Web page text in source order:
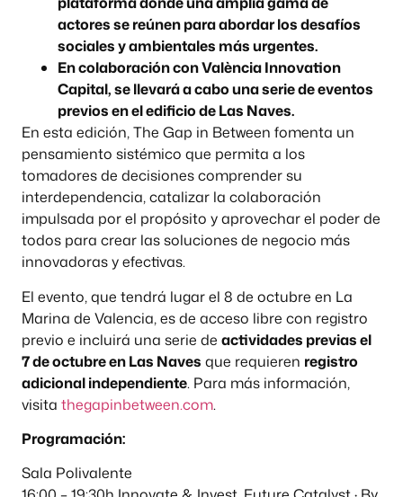
actores se reúnen para abordar los desafíos
sociales y ambientales más urgentes.
En colaboración con València Innovation
Capital, se llevará a cabo una serie de eventos
previos en el edificio de Las Naves.
En esta edición, The Gap in Between fomenta un
pensamiento sistémico que permita a los
tomadores de decisiones comprender su
interdependencia, catalizar la colaboración
impulsada por el propósito y aprovechar el poder de
todos para crear las soluciones de negocio más
innovadoras y efectivas.
El evento, que tendrá lugar el 8 de octubre en La
Marina de Valencia, es de acceso libre con registro
previo e incluirá una serie de actividades previas el
7 de octubre en Las Naves que requieren registro
adicional independiente. Para más información,
visita thegapinbetween.com.
Programación:
Sala Polivalente